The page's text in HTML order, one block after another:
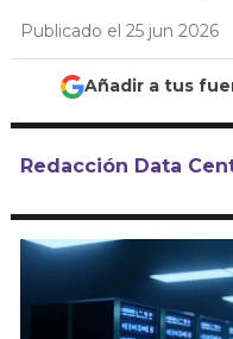
Publicado el 25 jun 2026
Añadir a tus
Redacción Data